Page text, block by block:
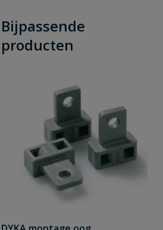
Bijpassende
producten